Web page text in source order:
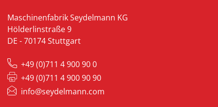
Maschinenfabrik Seydelmann KG
Hölderlinstraße 9
DE - 70174 Stuttgart
+49 (0)711 4 900 90 0
+49 (0)711 4 900 90 90
info@seydelmann.com